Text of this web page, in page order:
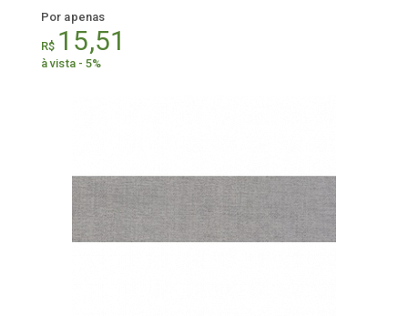
Por apenas
R$ 15,51
à vista - 5%